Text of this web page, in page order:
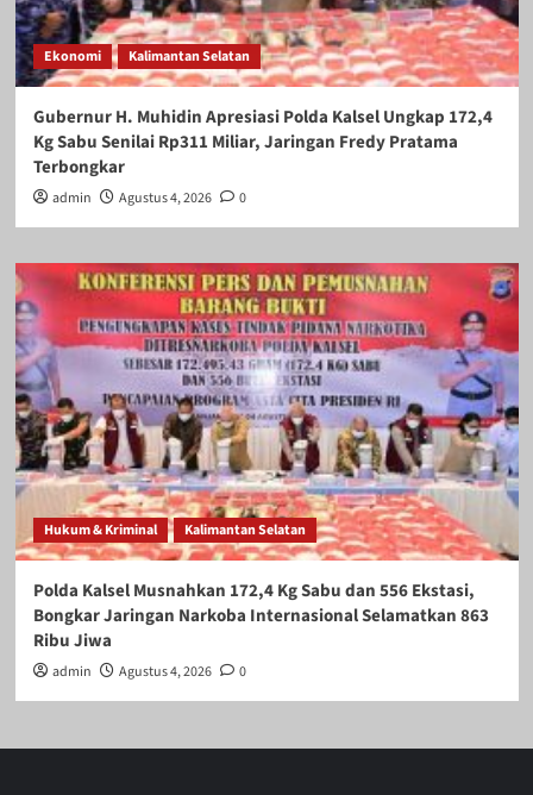
Ekonomi Kalimantan Selatan
Gubernur H. Muhidin Apresiasi Polda Kalsel Ungkap 172,4
Kg Sabu Senilai Rp311 Miliar, Jaringan Fredy Pratama
Terbongkar
admin Agustus 4, 2026 0
Hukum & Kriminal Kalimantan Selatan
Polda Kalsel Musnahkan 172,4 Kg Sabu dan 556 Ekstasi,
Bongkar Jaringan Narkoba Internasional Selamatkan 863
Ribu Jiwa
admin Agustus 4, 2026 0